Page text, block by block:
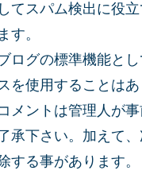
てスパム検出に役
す。
ログの標準機能と
を使用することはあ
メントは管理人が
承下さい。加えて
する事があります。